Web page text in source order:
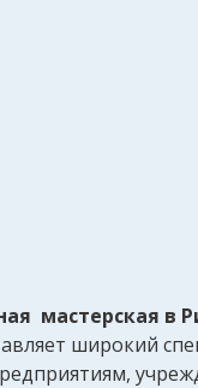
мастерская в
широкий